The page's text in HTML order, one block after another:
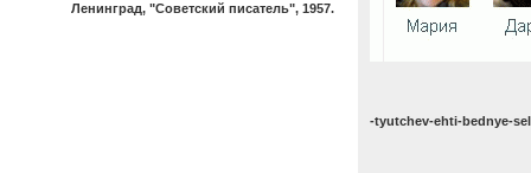
Ленинград, "Советский писатель", 1957.
-tyutchev-ehti-bednye-